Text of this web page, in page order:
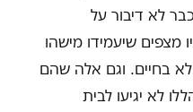
לא דיבור על
מצפים שיעמידו מישהו
בחיים. וגם אלה שהם
לא יגיעו לבית